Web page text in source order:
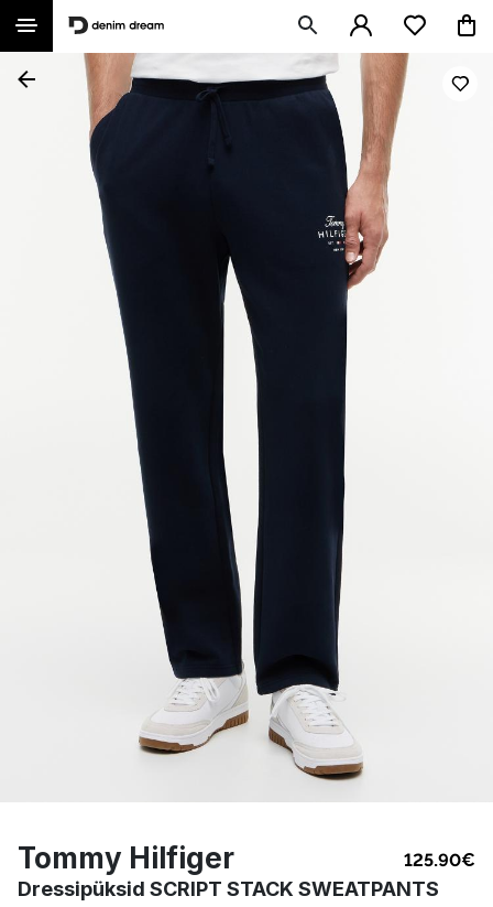
Tommy Hilfiger 125.90€
Dressipüksid SCRIPT STACK SWEATPANTS